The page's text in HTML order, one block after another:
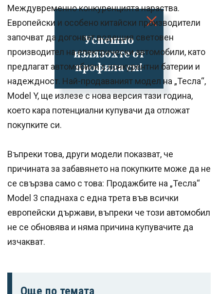
Успешно
излязохте от
профила си!
Междувременно конкуренцията нараства.
Европейски и особено китайски производители
започват да догонват водещия световен
производител на електрически автомобили, като
предлагат автомобили с конкурентни батерии и
надеждност. Най-продаваният модел на „Тесла“,
Model Y, ще излезе с нова версия тази година,
което кара потенциални купувачи да отложат
покупките си.
Въпреки това, други модели показват, че
причината за забавянето на покупките може да не
се свързва само с това: Продажбите на „Тесла“
Model 3 спаднаха с една трета във всички
европейски държави, въпреки че този автомобил
не се обновява и няма причина купувачите да
изчакват.